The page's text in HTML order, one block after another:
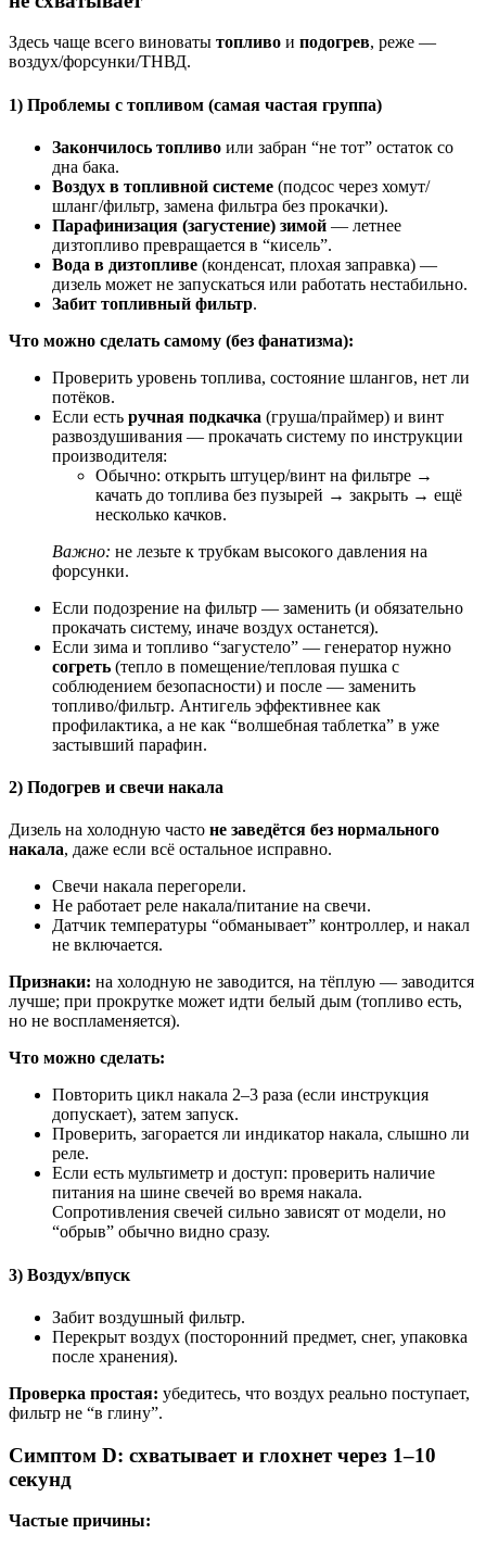
Здесь чаще всего виноваты топливо и подогрев, реже —
воздух/форсунки/ТНВД.
1) Проблемы с топливом (самая частая группа)
Закончилось топливо или забран “не тот” остаток со
дна бака.
Воздух в топливной системе (подсос через хомут/
шланг/фильтр, замена фильтра без прокачки).
Парафинизация (загустение) зимой — летнее
дизтопливо превращается в “кисель”.
Вода в дизтопливе (конденсат, плохая заправка) —
дизель может не запускаться или работать нестабильно.
Забит топливный фильтр.
Что можно сделать самому (без фанатизма):
Проверить уровень топлива, состояние шлангов, нет ли
потёков.
Если есть ручная подкачка (груша/праймер) и винт
развоздушивания — прокачать систему по инструкции
производителя:
Обычно: открыть штуцер/винт на фильтре →
качать до топлива без пузырей → закрыть → ещё
несколько качков.
Важно: не лезьте к трубкам высокого давления на
форсунки.
Если подозрение на фильтр — заменить (и обязательно
прокачать систему, иначе воздух останется).
Если зима и топливо “загустело” — генератор нужно
согреть (тепло в помещение/тепловая пушка с
соблюдением безопасности) и после — заменить
топливо/фильтр. Антигель эффективнее как
профилактика, а не как “волшебная таблетка” в уже
застывший парафин.
2) Подогрев и свечи накала
Дизель на холодную часто не заведётся без нормального
накала, даже если всё остальное исправно.
Свечи накала перегорели.
Не работает реле накала/питание на свечи.
Датчик температуры “обманывает” контроллер, и накал
не включается.
Признаки: на холодную не заводится, на тёплую — заводится
лучше; при прокрутке может идти белый дым (топливо есть,
но не воспламеняется).
Что можно сделать:
Повторить цикл накала 2–3 раза (если инструкция
допускает), затем запуск.
Проверить, загорается ли индикатор накала, слышно ли
реле.
Если есть мультиметр и доступ: проверить наличие
питания на шине свечей во время накала.
Сопротивления свечей сильно зависят от модели, но
“обрыв” обычно видно сразу.
3) Воздух/впуск
Забит воздушный фильтр.
Перекрыт воздух (посторонний предмет, снег, упаковка
после хранения).
Проверка простая: убедитесь, что воздух реально поступает,
фильтр не “в глину”.
Симптом D: схватывает и глохнет через 1–10
секунд
Частые причины: